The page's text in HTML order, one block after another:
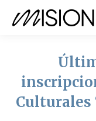
Culturales